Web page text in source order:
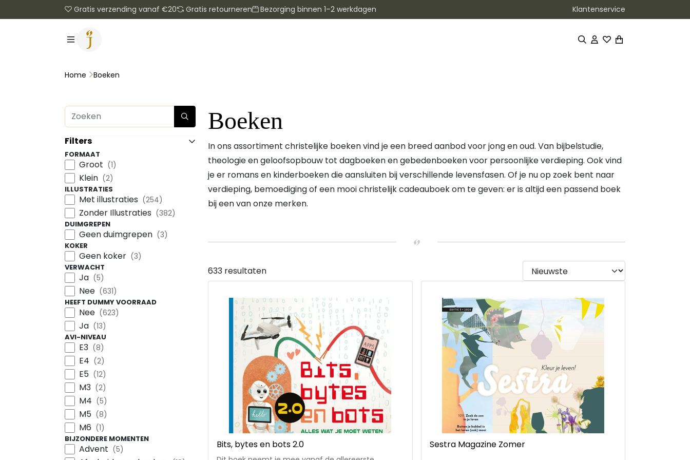
Gratis verzending vanaf €20 Gratis retourneren Bezorging binnen 1–2 werkdagen Klantenservice
Home Boeken
Filters
FORMAAT
Groot (1)
Klein (2)
ILLUSTRATIES
Met illustraties (254)
Zonder Illustraties (382)
DUIMGREPEN
Geen duimgrepen (3)
KOKER
Geen koker (3)
VERWACHT
Ja (5)
Nee (631)
HEEFT DUMMY VOORRAAD
Nee (623)
Ja (13)
AVI-NIVEAU
E3 (8)
E4 (2)
E5 (12)
M3 (2)
M4 (5)
M5 (8)
M6 (1)
BIJZONDERE MOMENTEN
Advent (5)
Boeken
In ons assortiment christelijke boeken vind je een breed aanbod voor jong en oud. Van bijbelstudie,
theologie en geloofsopbouw tot dagboeken en gebedenboeken voor persoonlijke verdieping. Ook vind
je er romans en kinderboeken die aansluiten bij verschillende levensfasen. Of je nu op zoek bent naar
verdieping, bemoediging of een mooi christelijk cadeauboek om te geven: er is altijd een passend boek
bij een van onze merken.
633 resultaten
Bits, bytes en bots 2.0 Sestra Magazine Zomer